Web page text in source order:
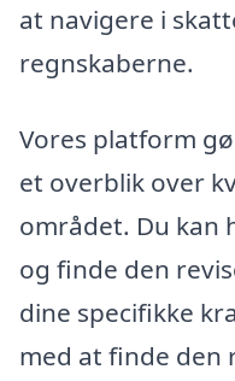
at navigere i
regnskaberne.
Vores platform
et overblik over
området. Du kan
og finde den
dine specifikke
med at finde